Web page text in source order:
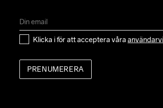
Klicka i för att acceptera våra
PRENUMERERA